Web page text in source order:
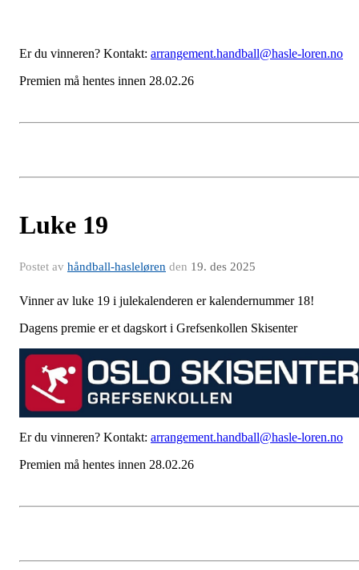
Er du vinneren? Kontakt: arrangement.handball@hasle-loren.no
Premien må hentes innen 28.02.26
Luke 19
Postet av håndball-hasleløren den 19. des 2025
Vinner av luke 19 i julekalenderen er kalendernummer 18!
Dagens premie er et dagskort i Grefsenkollen Skisenter
Er du vinneren? Kontakt: arrangement.handball@hasle-loren.no
Premien må hentes innen 28.02.26